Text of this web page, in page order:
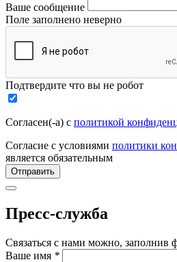
Ваше сообщение
Поле заполнено неверно
Подтвердите что вы не робот
Согласен(-а) с политикой
Согласие с условиями политики
является обязательным
Отправить
Пресс-служба
Связаться с нами можно, заполнив
Ваше имя *